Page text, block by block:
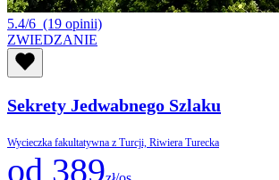
5.4/6 (19 opinii)
ZWIEDZANIE
Sekrety Jedwabnego Szlaku
Wycieczka fakultatywna z Turcji, Riwiera Turecka
od 389